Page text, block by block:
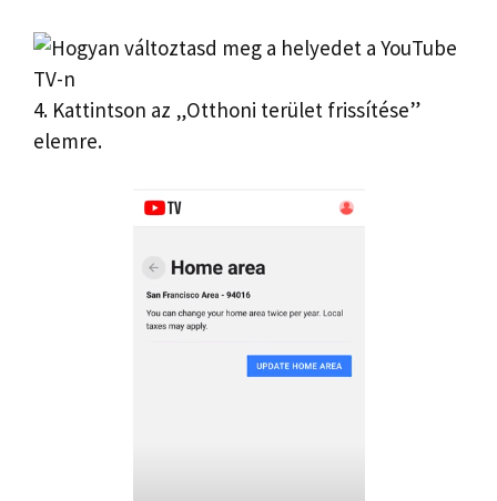
4. Kattintson az „Otthoni terület frissítése”
elemre.